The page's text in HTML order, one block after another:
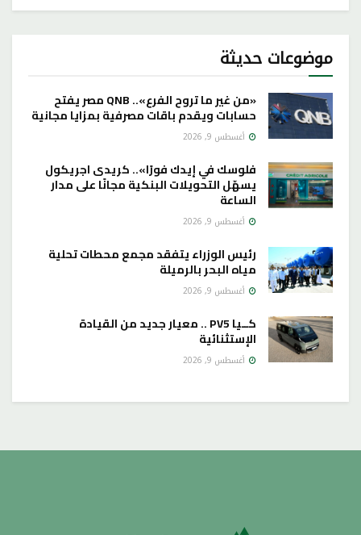
موضوعات حديثة
«من غير ما تروح الفرع».. QNB مصر يفتح
حسابات ويقدم باقات مصرفية بمزايا مجانية
أغسطس 9, 2026
فلوسك في إيدك فورًا».. كريدى اجريكول
يسهّل التحويلات البنكية مجانًا على مدار
الساعة
أغسطس 9, 2026
رئيس الوزراء يتفقد مجمع محطات تحلية
مياه البحر بالرميلة
أغسطس 9, 2026
كــيا PV5 .. معيار جديد من القيادة
الإستثنائية
أغسطس 9, 2026